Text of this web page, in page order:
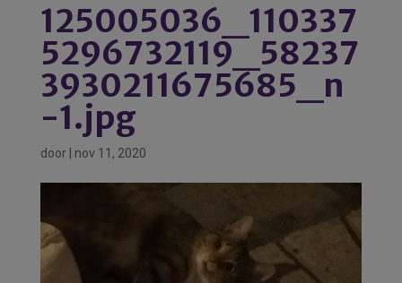
125005036_110337
5296732119_58237
3930211675685_n
-1.jpg
door nov 11, 2020